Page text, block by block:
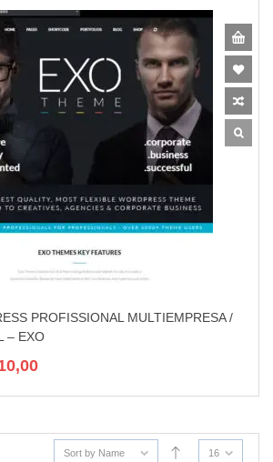
PROFISSIONAL MULTIEMPRESA /
– EXO
Sort by Name 16